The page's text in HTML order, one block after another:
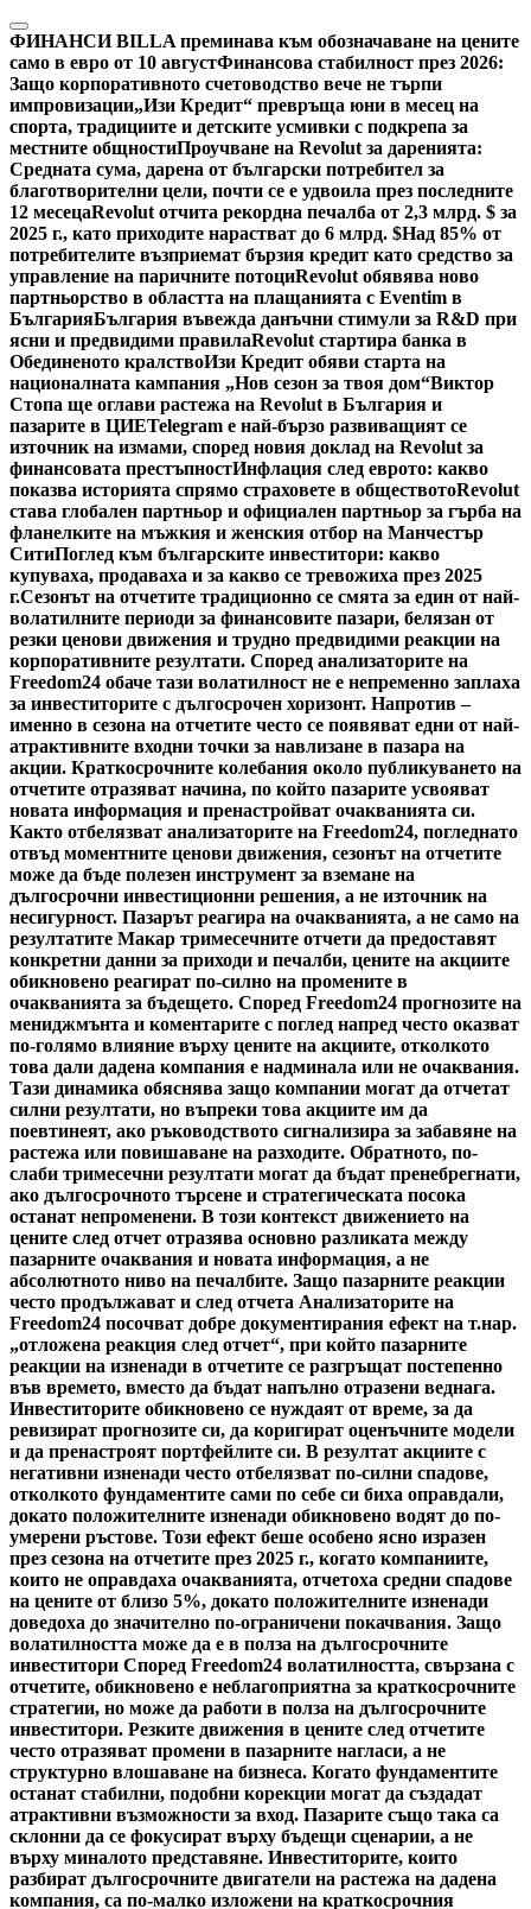
Skip
to
content
ФИНАНСИ BILLA преминава към обозначаване на цените
само в евро от 10 августФинансова стабилност през 2026:
Защо корпоративното счетоводство вече не търпи
импровизации„Изи Кредит“ превръща юни в месец на
спорта, традициите и детските усмивки с подкрепа за
местните общностиПроучване на Revolut за даренията:
Средната сума, дарена от български потребител за
благотворителни цели, почти се е удвоила през последните
12 месецаRevolut отчита рекордна печалба от 2,3 млрд. $ за
2025 г., като приходите нарастват до 6 млрд. $Над 85% от
потребителите възприемат бързия кредит като средство за
управление на паричните потоциRevolut обявява ново
партньорство в областта на плащанията с Eventim в
БългарияБългария въвежда данъчни стимули за R&D при
ясни и предвидими правилаRevolut стартира банка в
Обединеното кралствоИзи Кредит обяви старта на
националната кампания „Нов сезон за твоя дом“Виктор
Стопа ще оглави растежа на Revolut в България и
пазарите в ЦИЕTelegram е най-бързо развиващият се
източник на измами, според новия доклад на Revolut за
финансовата престъпностИнфлация след еврото: какво
показва историята спрямо страховете в обществотоRevolut
става глобален партньор и официален партньор за гърба на
фланелките на мъжкия и женския отбор на Манчестър
СитиПоглед към българските инвеститори: какво
купуваха, продаваха и за какво се тревожиха през 2025
г.Сезонът на отчетите традиционно се смята за един от най-
волатилните периоди за финансовите пазари, белязан от
резки ценови движения и трудно предвидими реакции на
корпоративните резултати. Според анализаторите на
Freedom24 обаче тази волатилност не е непременно заплаха
за инвеститорите с дългосрочен хоризонт. Напротив –
именно в сезона на отчетите често се появяват едни от най-
атрактивните входни точки за навлизане в пазара на
акции. Краткосрочните колебания около публикуването на
отчетите отразяват начина, по който пазарите усвояват
новата информация и пренастройват очакванията си.
Както отбелязват анализаторите на Freedom24, погледнато
отвъд моментните ценови движения, сезонът на отчетите
може да бъде полезен инструмент за вземане на
дългосрочни инвестиционни решения, а не източник на
несигурност. Пазарът реагира на очакванията, а не само на
резултатите Макар тримесечните отчети да предоставят
конкретни данни за приходи и печалби, цените на акциите
обикновено реагират по-силно на промените в
очакванията за бъдещето. Според Freedom24 прогнозите на
мениджмънта и коментарите с поглед напред често оказват
по-голямо влияние върху цените на акциите, отколкото
това дали дадена компания е надминала или не очаквания.
Тази динамика обяснява защо компании могат да отчетат
силни резултати, но въпреки това акциите им да
поевтинеят, ако ръководството сигнализира за забавяне на
растежа или повишаване на разходите. Обратното, по-
слаби тримесечни резултати могат да бъдат пренебрегнати,
ако дългосрочното търсене и стратегическата посока
останат непроменени. В този контекст движението на
цените след отчет отразява основно разликата между
пазарните очаквания и новата информация, а не
абсолютното ниво на печалбите. Защо пазарните реакции
често продължават и след отчета Анализаторите на
Freedom24 посочват добре документирания ефект на т.нар.
„отложена реакция след отчет“, при който пазарните
реакции на изненади в отчетите се разгръщат постепенно
във времето, вместо да бъдат напълно отразени веднага.
Инвеститорите обикновено се нуждаят от време, за да
ревизират прогнозите си, да коригират оценъчните модели
и да пренастроят портфейлите си. В резултат акциите с
негативни изненади често отбелязват по-силни спадове,
отколкото фундаментите сами по себе си биха оправдали,
докато положителните изненади обикновено водят до по-
умерени ръстове. Този ефект беше особено ясно изразен
през сезона на отчетите през 2025 г., когато компаниите,
които не оправдаха очакванията, отчетоха средни спадове
на цените от близо 5%, докато положителните изненади
доведоха до значително по-ограничени покачвания. Защо
волатилността може да е в полза на дългосрочните
инвеститори Според Freedom24 волатилността, свързана с
отчетите, обикновено е неблагоприятна за краткосрочните
стратегии, но може да работи в полза на дългосрочните
инвеститори. Резките движения в цените след отчетите
често отразяват промени в пазарните нагласи, а не
структурно влошаване на бизнеса. Когато фундаментите
останат стабилни, подобни корекции могат да създадат
атрактивни възможности за вход. Пазарите също така са
склонни да се фокусират върху бъдещи сценарии, а не
върху миналото представяне. Инвеститорите, които
разбират дългосрочните двигатели на растежа на дадена
компания, са по-малко изложени на краткосрочния